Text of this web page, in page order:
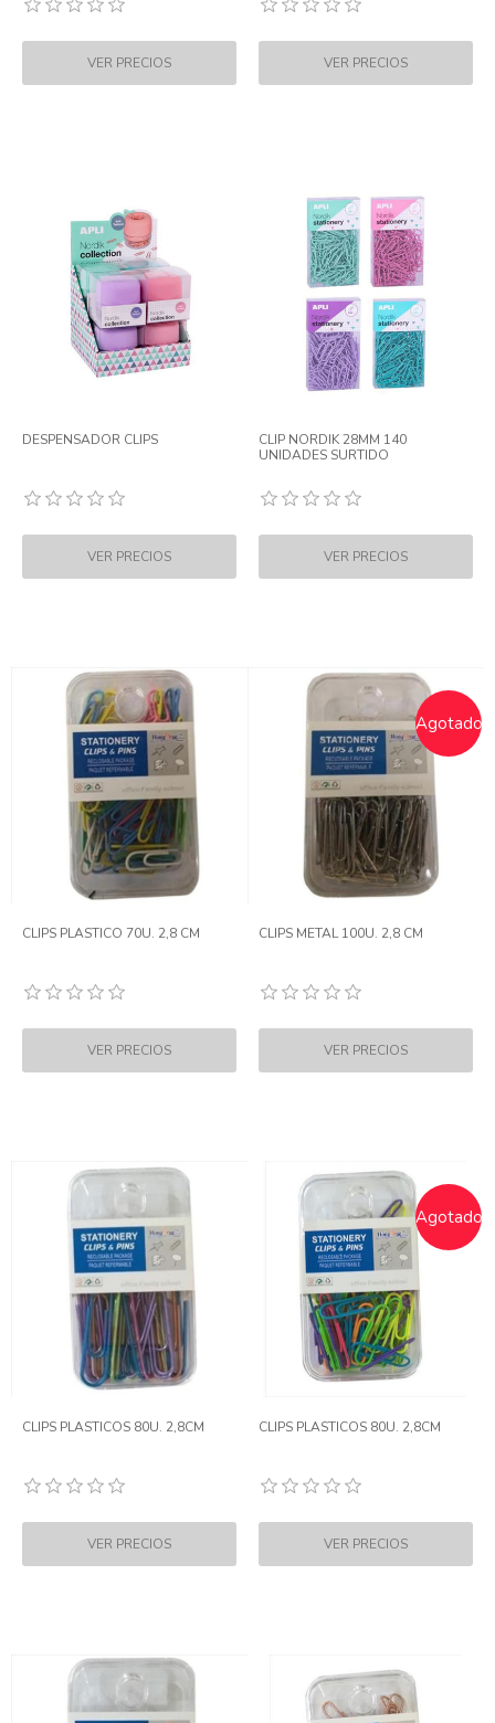
DESPENSADOR CLIPS
CLIP NORDIK 28MM 140
UNIDADES SURTIDO
CLIPS PLASTICO 70U. 2,8 CM
Agotado
CLIPS METAL 100U. 2,8 CM
CLIPS PLASTICOS 80U. 2,8CM
Agotado
CLIPS PLASTICOS 80U. 2,8CM